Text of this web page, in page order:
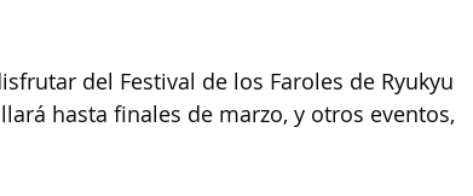
del Festival de los Faroles de Ryukyu
hasta finales de marzo, y otros eventos,